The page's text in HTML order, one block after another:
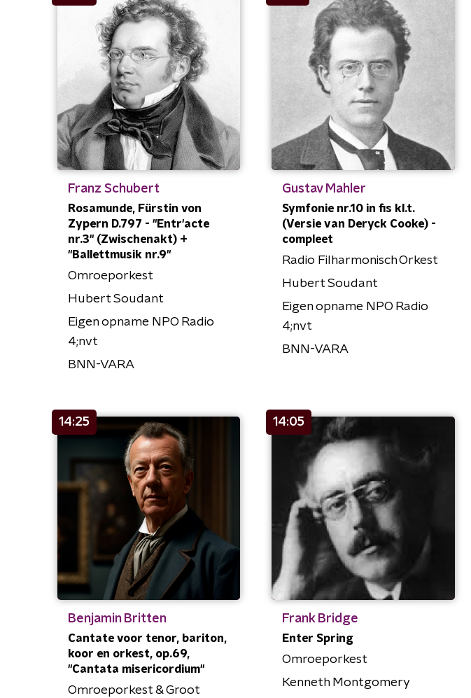
Franz Schubert
Rosamunde, Fürstin von
Zypern D.797 - "Entr'acte
nr.3" (Zwischenakt) +
"Ballettmusik nr.9"
Omroeporkest
Hubert Soudant
Eigen opname NPO Radio
4;nvt
BNN-VARA
Gustav Mahler
Symfonie nr.10 in fis kl.t.
(Versie van Deryck Cooke) -
compleet
Radio Filharmonisch Orkest
Hubert Soudant
Eigen opname NPO Radio
4;nvt
BNN-VARA
14:25
Benjamin Britten
Cantate voor tenor, bariton,
koor en orkest, op.69,
"Cantata misericordium"
Omroeporkest & Groot
14:05
Frank Bridge
Enter Spring
Omroeporkest
Kenneth Montgomery